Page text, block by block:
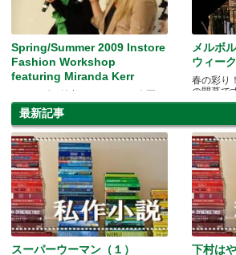
Spring/Summer 2009 Instore
Fashion Workshop
featuring Miranda Kerr
ミランダの魅力もたっぷり！春夏コ
レクションを一緒にチェック！
メルボ
ウィーク
春の彩り
の開幕で
最新記事
スーパーウーマン（１） 下村は